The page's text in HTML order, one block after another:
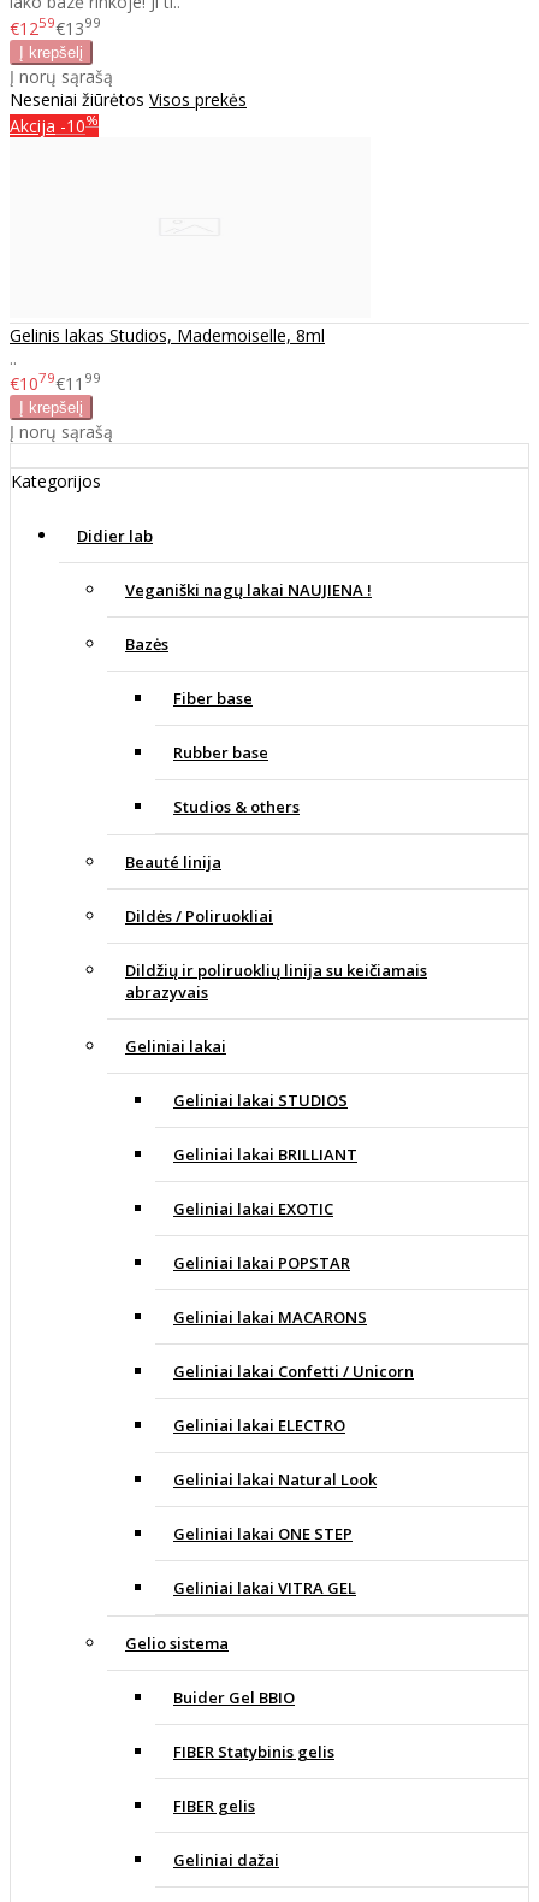
€1259€1399
Į norų sąrašą
Neseniai žiūrėtos Visos prekės
Akcija -10%
Gelinis lakas Studios, Mademoiselle, 8ml
..
€1079€11 99
Į norų sąrašą
Kategorijos
Didier lab
Veganiški nagų lakai NAUJIENA !
Bazės
Fiber base
Rubber base
Studios & others
Beauté linija
Dildės / Poliruokliai
Dildžių ir poliruoklių linija su keičiamais
abrazyvais
Geliniai lakai
Geliniai lakai STUDIOS
Geliniai lakai BRILLIANT
Geliniai lakai EXOTIC
Geliniai lakai POPSTAR
Geliniai lakai MACARONS
Geliniai lakai Confetti / Unicorn
Geliniai lakai ELECTRO
Geliniai lakai Natural Look
Geliniai lakai ONE STEP
Geliniai lakai VITRA GEL
Gelio sistema
Buider Gel BBIO
FIBER Statybinis gelis
FIBER gelis
Geliniai dažai